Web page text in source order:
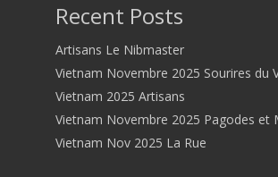
Recent Posts
Artisans Le Nibmaster
Vietnam Novembre 2025 Sourires du
Vietnam 2025 Artisans
Vietnam Novembre 2025 Pagodes et
Vietnam Nov 2025 La Rue